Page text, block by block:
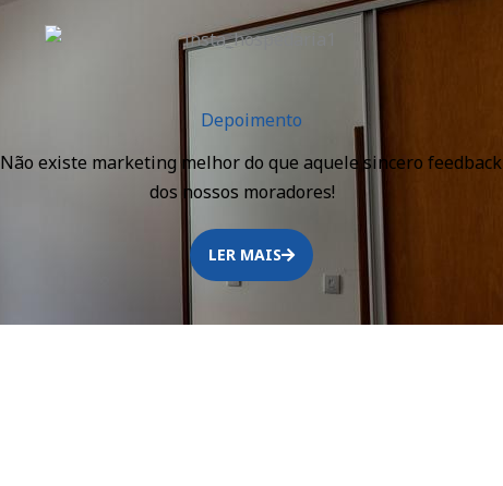
Depoimento
Não existe marketing melhor do que aquele sincero feedback
dos nossos moradores! ⠀
LER MAIS